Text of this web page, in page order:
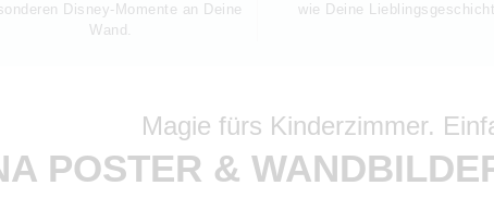
Disney-Momente an Deine
Wand.
wie Deine
Magie fürs Kinderzimmer.
POSTER &